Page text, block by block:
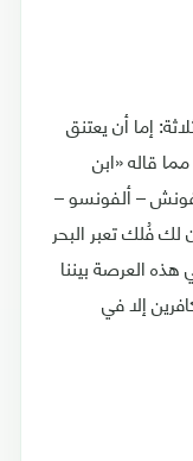
إما أن يعتنق
قاله «ابن
– ألفونسو –
فُلك تعبر البحر
هذه العرصة بيننا
إلا في